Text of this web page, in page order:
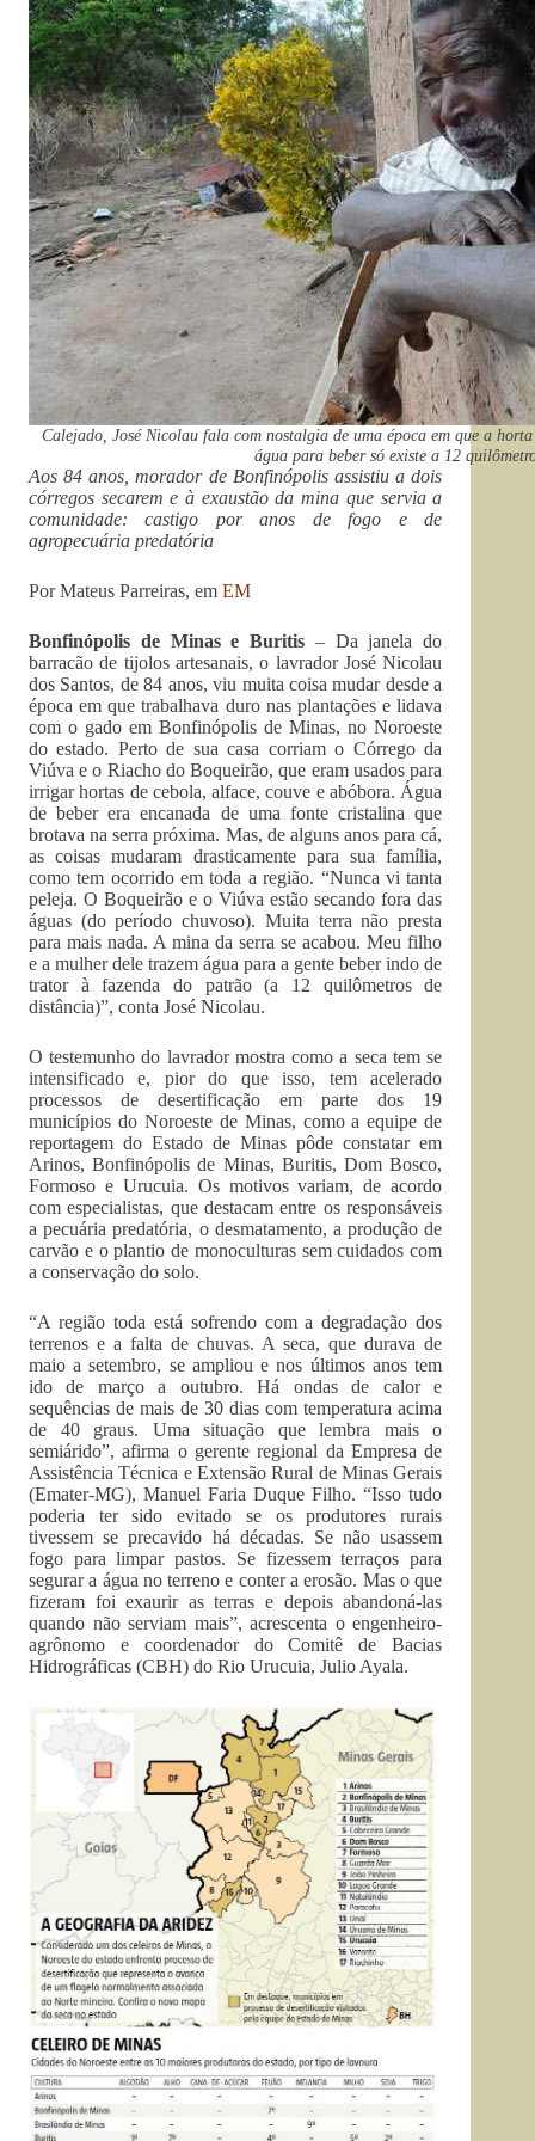
Calejado, José Nicolau fala com nostalgia de uma época em que a
água para beber só existe a 12
Aos 84 anos, morador de Bonfinópolis assistiu a dois
córregos secarem e à exaustão da mina que servia a
comunidade: castigo por anos de fogo e de
agropecuária predatória
Por Mateus Parreiras, em EM
Bonfinópolis de Minas e Buritis – Da janela do
barracão de tijolos artesanais, o lavrador José Nicolau
dos Santos, de 84 anos, viu muita coisa mudar desde a
época em que trabalhava duro nas plantações e lidava
com o gado em Bonfinópolis de Minas, no Noroeste
do estado. Perto de sua casa corriam o Córrego da
Viúva e o Riacho do Boqueirão, que eram usados para
irrigar hortas de cebola, alface, couve e abóbora. Água
de beber era encanada de uma fonte cristalina que
brotava na serra próxima. Mas, de alguns anos para cá,
as coisas mudaram drasticamente para sua família,
como tem ocorrido em toda a região. “Nunca vi tanta
peleja. O Boqueirão e o Viúva estão secando fora das
águas (do período chuvoso). Muita terra não presta
para mais nada. A mina da serra se acabou. Meu filho
e a mulher dele trazem água para a gente beber indo de
trator à fazenda do patrão (a 12 quilômetros de
distância)”, conta José Nicolau.
O testemunho do lavrador mostra como a seca tem se
intensificado e, pior do que isso, tem acelerado
processos de desertificação em parte dos 19
municípios do Noroeste de Minas, como a equipe de
reportagem do Estado de Minas pôde constatar em
Arinos, Bonfinópolis de Minas, Buritis, Dom Bosco,
Formoso e Urucuia. Os motivos variam, de acordo
com especialistas, que destacam entre os responsáveis
a pecuária predatória, o desmatamento, a produção de
carvão e o plantio de monoculturas sem cuidados com
a conservação do solo.
“A região toda está sofrendo com a degradação dos
terrenos e a falta de chuvas. A seca, que durava de
maio a setembro, se ampliou e nos últimos anos tem
ido de março a outubro. Há ondas de calor e
sequências de mais de 30 dias com temperatura acima
de 40 graus. Uma situação que lembra mais o
semiárido”, afirma o gerente regional da Empresa de
Assistência Técnica e Extensão Rural de Minas Gerais
(Emater-MG), Manuel Faria Duque Filho. “Isso tudo
poderia ter sido evitado se os produtores rurais
tivessem se precavido há décadas. Se não usassem
fogo para limpar pastos. Se fizessem terraços para
segurar a água no terreno e conter a erosão. Mas o que
fizeram foi exaurir as terras e depois abandoná-las
quando não serviam mais”, acrescenta o engenheiro-
agrônomo e coordenador do Comitê de Bacias
Hidrográficas (CBH) do Rio Urucuia, Julio Ayala.